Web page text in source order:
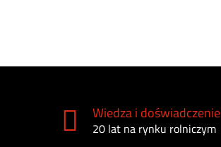
Wiedza i doświadczenie
20 lat na rynku rolniczym